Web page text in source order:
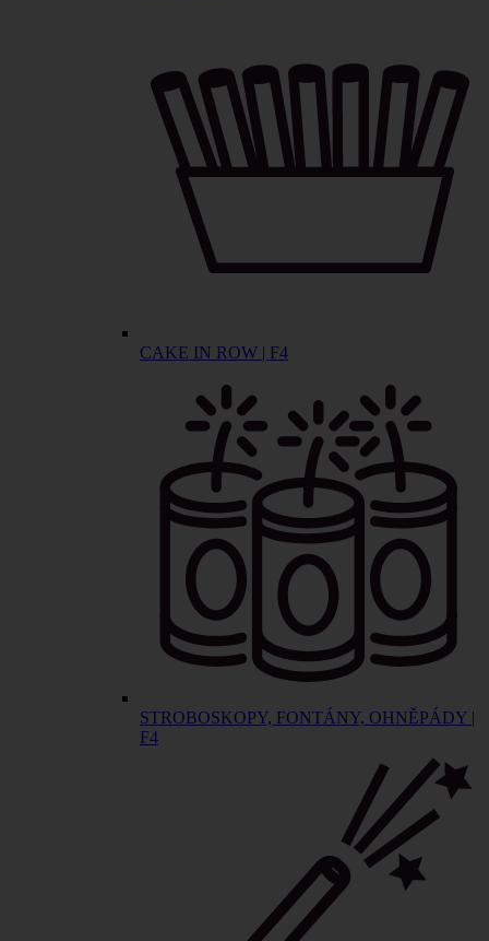
CAKE IN ROW | F4
STROBOSKOPY, FONTÁNY, OHNĚPÁDY |
F4